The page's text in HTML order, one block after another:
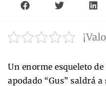
Un enorme esqueleto
apodado “Gus” saldrá a